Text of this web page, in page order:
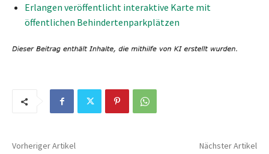
Erlangen veröffentlicht interaktive Karte mit
öffentlichen Behindertenparkplätzen
Vorheriger Artikel Nächster Artikel